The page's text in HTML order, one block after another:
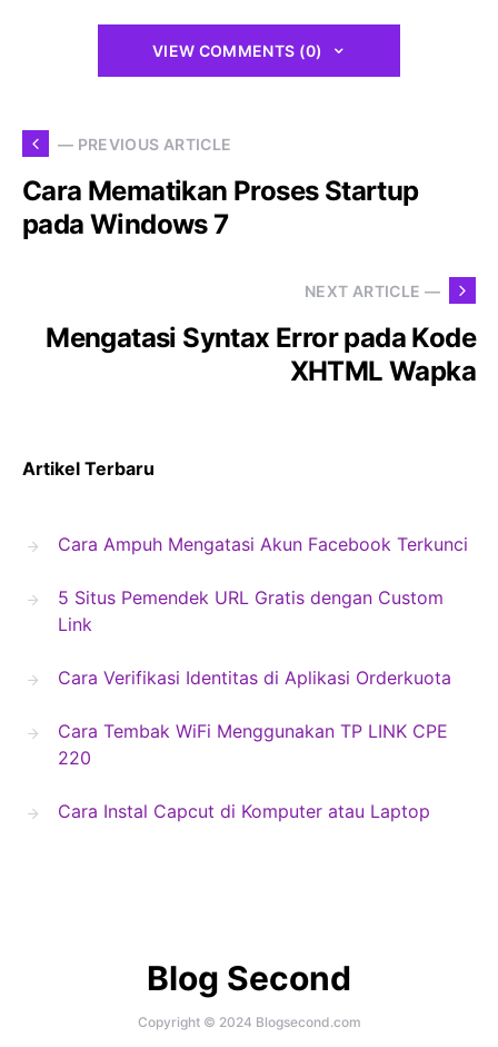
VIEW COMMENTS (0)
— PREVIOUS ARTICLE
Cara Mematikan Proses Startup
pada Windows 7
NEXT ARTICLE —
Mengatasi Syntax Error pada Kode
XHTML Wapka
Artikel Terbaru
Cara Ampuh Mengatasi Akun Facebook Terkunci
5 Situs Pemendek URL Gratis dengan Custom
Link
Cara Verifikasi Identitas di Aplikasi Orderkuota
Cara Tembak WiFi Menggunakan TP LINK CPE
220
Cara Instal Capcut di Komputer atau Laptop
Blog Second
Copyright © 2024 Blogsecond.com